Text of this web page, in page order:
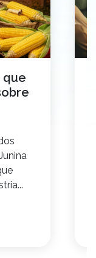
que